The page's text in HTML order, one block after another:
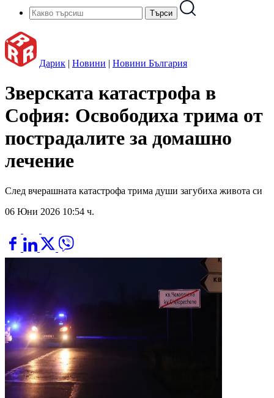
Дарик | Новини | Новини България
Зверската катастрофа в
София: Освободиха трима от
пострадалите за домашно
лечение
След вчерашната катастрофа трима души загубиха живота си
06 Юни 2026 10:54 ч.